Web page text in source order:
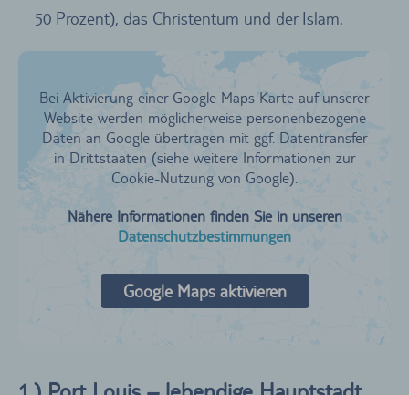
50 Prozent), das Christentum und der Islam.
Bei Aktivierung einer Google Maps Karte auf unserer
Website werden möglicherweise personenbezogene
Daten an Google übertragen mit ggf. Datentransfer
in Drittstaaten (siehe weitere Informationen zur
Cookie-Nutzung von Google).
Nähere Informationen finden Sie in unseren
Datenschutzbestimmungen
Google Maps aktivieren